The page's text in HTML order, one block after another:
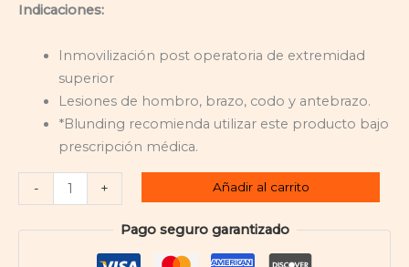
Indicaciones:
Inmovilización post operatoria de extremidad
superior
Lesiones de hombro, brazo, codo y antebrazo.
*Blunding recomienda utilizar este producto bajo
prescripción médica.
- + Añadir al carrito
Pago seguro garantizado